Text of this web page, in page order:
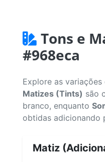
Tons e
#968eca
Explore as
Matizes (Tints) são
branco, enquanto
obtidas adicionando
Matiz